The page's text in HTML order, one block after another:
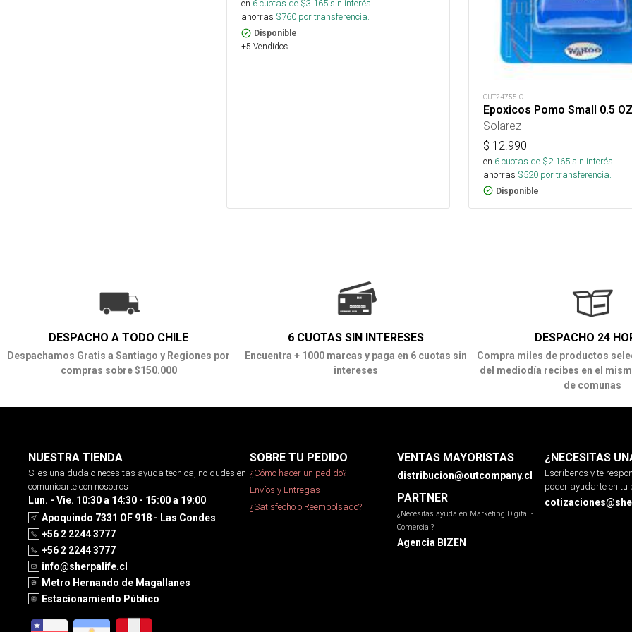
en 6cuotas de $3.165sin interés
ahorras $760 por transferencia.
Disponible
+5 Vendidos
OUT24755-C
Epoxicos Pomo Small 0.5
Solarez
$ 12.990
en 6cuotas de $2.165sin interés
ahorras $520por transferencia.
Disponible
DESPACHO A TODO CHILE
Despachamos Gratis a Santiago y Regiones por
compras sobre $150.000
6 CUOTAS SIN INTERESES
Encuentra + 1000 marcas y paga en 6 cuotas sin
intereses
DESPACHO 24
Compra miles de productos
del mediodía recibes en el
de comunas
NUESTRA TIENDA
Si es una duda o necesitas ayuda tecnica, no dudes en
comunicarte con nosotros
Lun. - Vie. 10:30 a 14:30 - 15:00 a 19:00
Apoquindo 7331 OF 918 - Las Condes
+56 2 2244 3777
+56 2 2244 3777
info@sherpalife.cl
Metro Hernando de Magallanes
Estacionamiento Público
SOBRE TU PEDIDO
¿Cómo hacer un pedido?
Envíos y Entregas
¿Satisfecho o Reembolsado?
VENTAS MAYORISTAS
distribucion@outcompany.cl
PARTNER
¿Necesitas ayuda en Marketing Digital -
Comercial?
Agencia BIZEN
¿NECESITAS
Escríbenos y te
poder ayudarte en tu